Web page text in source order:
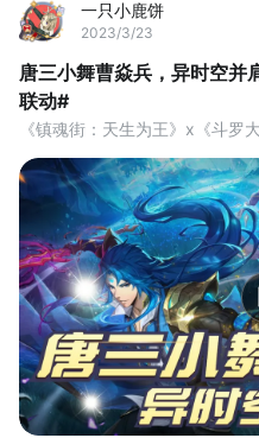
一只小鹿饼
2023/3/23
唐三小舞曹焱兵，异时空并
联动#
《镇魂街：天生为王》x《斗罗
星移』，天崩地裂。“千手修罗”
现，让我们拭目以待。#游戏安
生为王斗罗联动